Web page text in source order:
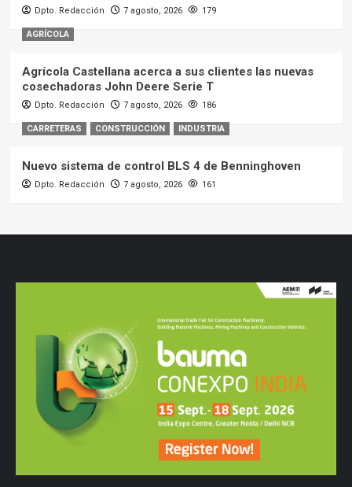
Dpto. Redacción 7 agosto, 2026 179
AGRÍCOLA
Agrícola Castellana acerca a sus clientes las nuevas
cosechadoras John Deere Serie T
Dpto. Redacción 7 agosto, 2026 186
CARRETERAS CONSTRUCCIÓN INDUSTRIA
Nuevo sistema de control BLS 4 de Benninghoven
Dpto. Redacción 7 agosto, 2026 161